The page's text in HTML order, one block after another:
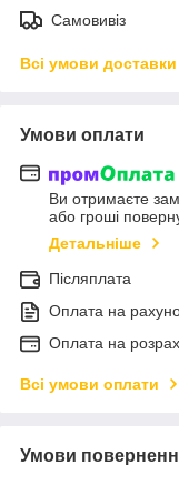
Самовивіз
Всі умови доставки
Умови оплати
Ви отримаєте
або гроші
Детальніше
Післяплата
Оплата на
Оплата на
Всі умови оплати
Умови